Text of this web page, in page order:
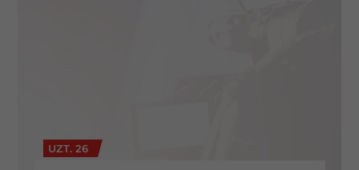
UZT. 26